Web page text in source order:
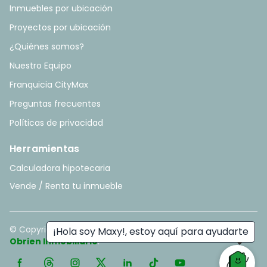
¡Hola soy Maxy!, estoy aquí para ayudarte
Inmuebles por ubicación
Proyectos por ubicación
¿Quiénes somos?
Nuestro Equipo
Franquicia CityMax
Preguntas frecuentes
Políticas de privacidad
Herramientas
Calculadora hipotecaria
Vende / Renta tu inmueble
© Copyright2026. All rights reserved. - Hecho con ❤️ por
Obrien Inmobiliario.